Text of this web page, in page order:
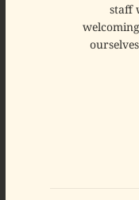
staff